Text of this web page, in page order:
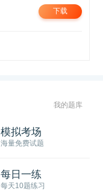
下载
我的题库
模拟考场
海量免费试题
每日一练
每天10题练习